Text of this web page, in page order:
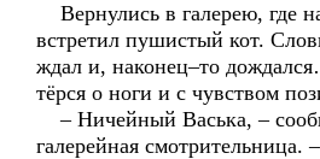
Вернулись в галерею, где
встретил пушистый кот.
ждал и, наконец–то
тёрся о ноги и с чувством
– Ничейный Васька, –
галерейная смотрительница.